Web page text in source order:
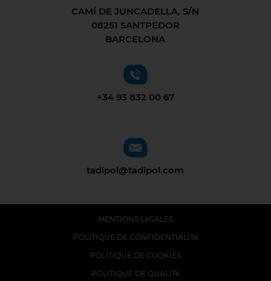
CAMÍ DE JUNCADELLA, S/N
08251 SANTPEDOR
BARCELONA
+34 93 832 00 67
tadipol@tadipol.com
MENTIONS LéGALES
POLITIQUE DE CONFIDENTIALITé
POLITIQUE DE COOKIES
POLITIQUE DE QUALITé